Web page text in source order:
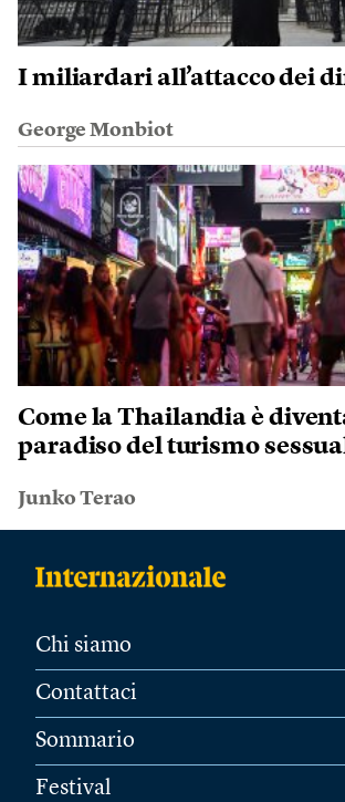
I miliardari all’attacco dei
George Monbiot
Come la Thailandia è
paradiso del turismo
Junko Terao
Chi siamo
Contattaci
Sommario
Festival